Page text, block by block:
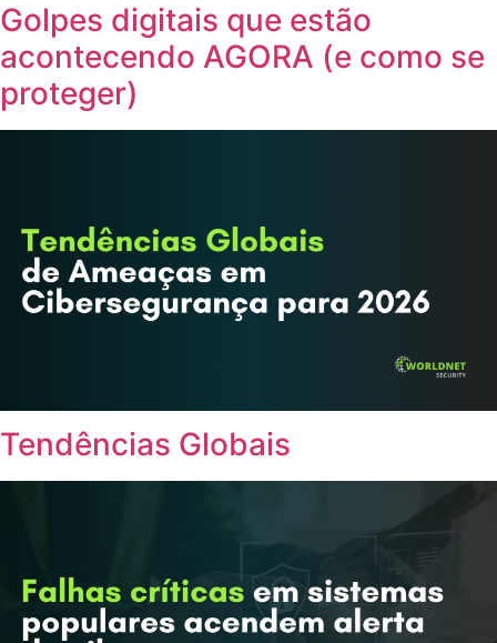
Golpes digitais que estão
acontecendo AGORA (e como se
proteger)
Tendências Globais